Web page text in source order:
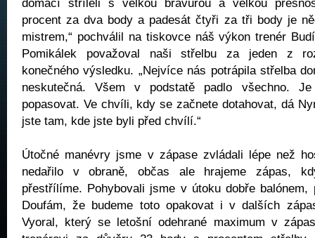
domácí stříleli s velkou bravurou a velkou
procent za dva body a padesát čtyři za tři body je
mistrem,“ pochválil na tiskovce náš výkon trenér
Pomikálek považoval naši střelbu za jeden z
konečného výsledku. „Nejvíce nás potrápila střelba
neskutečná. Všem v podstatě padlo všechno.
popasovat. Ve chvíli, kdy se začnete dotahovat, dá
jste tam, kde jste byli před chvílí.“
Útočné manévry jsme v zápase zvládali lépe než
nedařilo v obraně, občas ale hrajeme zápas,
přestřílíme. Pohybovali jsme v útoku dobře balónem,
Doufám, že budeme toto opakovat i v dalších
Vyoral, který se letošní odehrané maximum v